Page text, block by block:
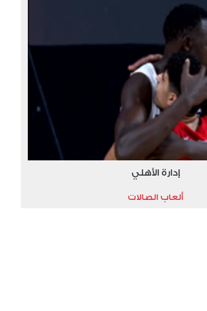
إدارة الأهلي
ألعاب الصالات